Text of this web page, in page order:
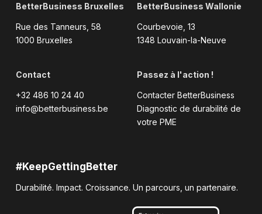
BetterBusiness Bruxelles
Rue des Tanneurs, 58
1000 Bruxelles
BetterBusiness Wallonie
Courbevoie, 13
1348 Louvain-la-Neuve
Contact
+32 486 10 24 40
info@betterbusiness.be
Passez à l'action !
Contacter BetterBusiness
Diagnostic de durabilité de
votre PME
#KeepGettingBetter
Durabilité. Impact. Croissance. Un parcours, un partenaire.